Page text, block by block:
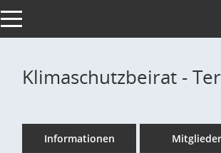
Toggle navigation
Klimaschutzbeirat -
Informationen Mitglieder